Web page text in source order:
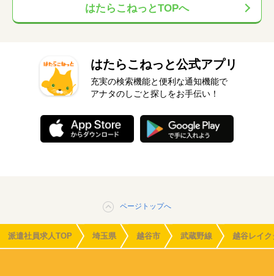
はたらこねっとTOPへ
はたらこねっと公式アプリ
充実の検索機能と便利な通知機能で
アナタのしごと探しをお手伝い！
ページトップへ
派遣社員求人TOP 埼玉県 越谷市 武蔵野線 越谷レイ